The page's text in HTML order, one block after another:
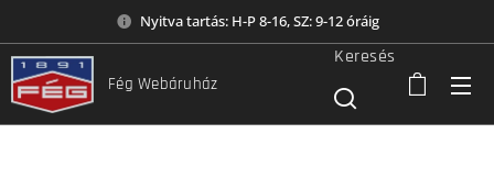
Nyitva tartás: H-P 8-16, SZ: 9-12 óráig
Fég Webáruház
Keresés